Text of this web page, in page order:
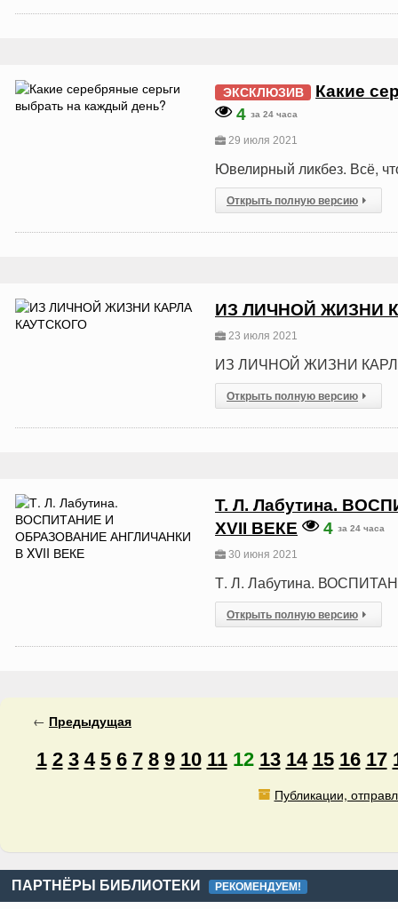
ЭКСКЛЮЗИВ
Какие
4 за 24 часа
29 июля 2021
Ювелирный ликбез. Всё,
Открыть полную версию
ИЗ ЛИЧНОЙ ЖИЗНИ
23 июля 2021
ИЗ ЛИЧНОЙ ЖИЗНИ
Открыть полную версию
Т. Л. Лабутина.
XVII ВЕКЕ
4 за 24 часа
30 июня 2021
Т. Л. Лабутина.
Открыть полную версию
← Предыдущая
1 2 3 4 5 6 7 8 9 10 11 12 13 14 15 16 17
Публикации,
ПАРТНЁРЫ БИБЛИОТЕКИ РЕКОМЕНДУЕМ!